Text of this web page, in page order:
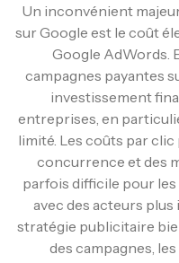
Un inconvénient
sur Google est le coût
Google AdWords.
campagnes payantes
investissement
entreprises, en
limité. Les coûts par
concurrence et des
parfois difficile pour
avec des acteurs
stratégie publicitaire
des campagnes,